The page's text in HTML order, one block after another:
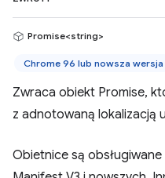
Promise<string>
Chrome 96 lub nowsza wersja
Zwraca obiekt Promise,
z adnotowaną lokalizacją
Obietnice są